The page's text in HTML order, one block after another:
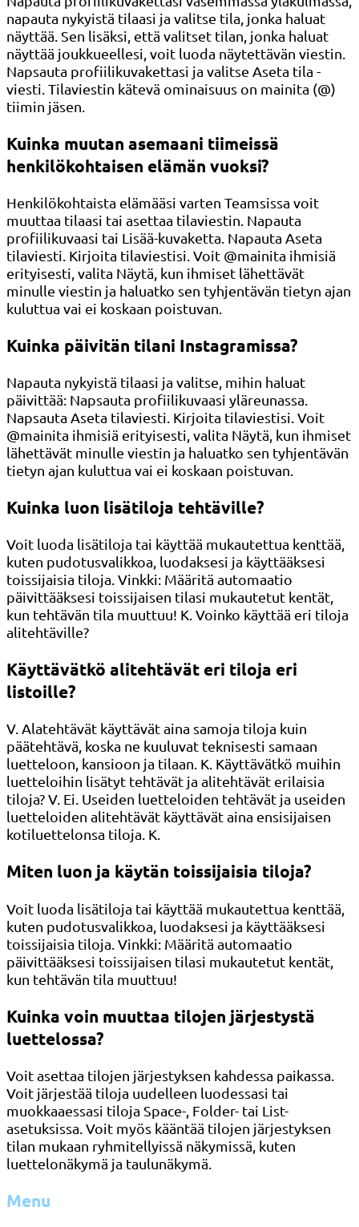
napauta nykyistä tilaasi ja valitse tila, jonka haluat
näyttää. Sen lisäksi, että valitset tilan, jonka haluat
näyttää joukkueellesi, voit luoda näytettävän viestin.
Napsauta profiilikuvakettasi ja valitse Aseta tila -
viesti. Tilaviestin kätevä ominaisuus on mainita (@)
tiimin jäsen.
Kuinka muutan asemaani tiimeissä
henkilökohtaisen elämän vuoksi?
Henkilökohtaista elämääsi varten Teamsissa voit
muuttaa tilaasi tai asettaa tilaviestin. Napauta
profiilikuvaasi tai Lisää-kuvaketta. Napauta Aseta
tilaviesti. Kirjoita tilaviestisi. Voit @mainita ihmisiä
erityisesti, valita Näytä, kun ihmiset lähettävät
minulle viestin ja haluatko sen tyhjentävän tietyn ajan
kuluttua vai ei koskaan poistuvan.
Kuinka päivitän tilani Instagramissa?
Napauta nykyistä tilaasi ja valitse, mihin haluat
päivittää: Napsauta profiilikuvaasi yläreunassa.
Napsauta Aseta tilaviesti. Kirjoita tilaviestisi. Voit
@mainita ihmisiä erityisesti, valita Näytä, kun ihmiset
lähettävät minulle viestin ja haluatko sen tyhjentävän
tietyn ajan kuluttua vai ei koskaan poistuvan.
Kuinka luon lisätiloja tehtäville?
Voit luoda lisätiloja tai käyttää mukautettua kenttää,
kuten pudotusvalikkoa, luodaksesi ja käyttääksesi
toissijaisia ​​tiloja. Vinkki: Määritä automaatio
päivittääksesi toissijaisen tilasi mukautetut kentät,
kun tehtävän tila muuttuu! K. Voinko käyttää eri tiloja
alitehtäville?
Käyttävätkö alitehtävät eri tiloja eri
listoille?
V. Alatehtävät käyttävät aina samoja tiloja kuin
päätehtävä, koska ne kuuluvat teknisesti samaan
luetteloon, kansioon ja tilaan. K. Käyttävätkö muihin
luetteloihin lisätyt tehtävät ja alitehtävät erilaisia ​​
tiloja? V. Ei. Useiden luetteloiden tehtävät ja useiden
luetteloiden alitehtävät käyttävät aina ensisijaisen
kotiluettelonsa tiloja. K.
Miten luon ja käytän toissijaisia ​​tiloja?
Voit luoda lisätiloja tai käyttää mukautettua kenttää,
kuten pudotusvalikkoa, luodaksesi ja käyttääksesi
toissijaisia ​​tiloja. Vinkki: Määritä automaatio
päivittääksesi toissijaisen tilasi mukautetut kentät,
kun tehtävän tila muuttuu!
Kuinka voin muuttaa tilojen järjestystä
luettelossa?
Voit asettaa tilojen järjestyksen kahdessa paikassa.
Voit järjestää tiloja uudelleen luodessasi tai
muokkaaessasi tiloja Space-, Folder- tai List-
asetuksissa. Voit myös kääntää tilojen järjestyksen
tilan mukaan ryhmitellyissä näkymissä, kuten
luettelonäkymä ja taulunäkymä.
Menu